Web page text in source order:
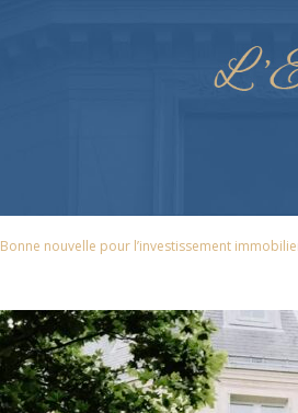
Bonne nouvelle pour l’investissement